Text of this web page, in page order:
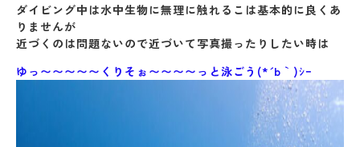
ダイビング中は水中生物に無理に触れるこは基本的に良くあ
りませんが
近づくのは問題ないので近づいて写真撮ったりしたい時は
ゆっ〜〜〜〜〜くりそぉ〜〜〜〜っと泳ごう(*´ b｀)ｼｰ